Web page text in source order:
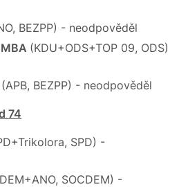
BEZPP) - neodpověděl
(KDU+ODS+TOP 09, ODS)
(APB, BEZPP) - neodpověděl
74
SPD) -
SOCDEM) -